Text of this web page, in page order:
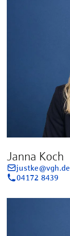
Janna Koch
justke@vgh.de
04172 8439